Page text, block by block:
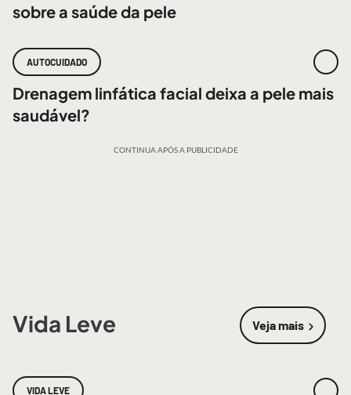
sobre a saúde da pele
AUTOCUIDADO
Drenagem linfática facial deixa a pele mais
saudável?
CONTINUA APÓS A PUBLICIDADE
Vida Leve Veja mais
sobre Vida
VIDA LEVE